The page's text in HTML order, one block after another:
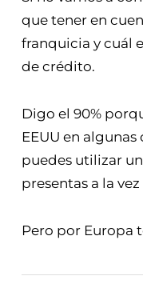
que tener en
franquicia y cuál
de crédito.
Digo el 90%
EEUU en
puedes utilizar
presentas a la
Pero por Europa